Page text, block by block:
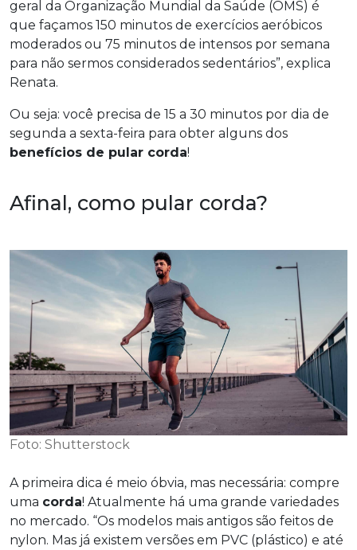
geral da Organização Mundial da Saúde (OMS) é
que façamos 150 minutos de exercícios aeróbicos
moderados ou 75 minutos de intensos por semana
para não sermos considerados sedentários”, explica
Renata.
Ou seja: você precisa de 15 a 30 minutos por dia de
segunda a sexta-feira para obter alguns dos
benefícios de pular corda!
Afinal, como pular corda?
Foto: Shutterstock
A primeira dica é meio óbvia, mas necessária: compre
uma corda! Atualmente há uma grande variedades
no mercado. “Os modelos mais antigos são feitos de
nylon. Mas já existem versões em PVC (plástico) e até